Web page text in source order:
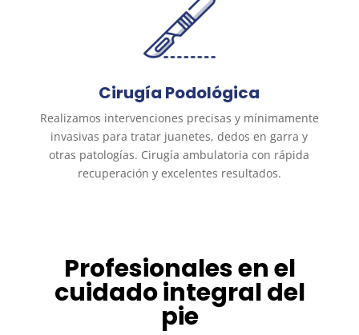
Cirugía Podológica
Realizamos intervenciones precisas y mínimamente
invasivas para tratar juanetes, dedos en garra y
otras patologías. Cirugía ambulatoria con rápida
recuperación y excelentes resultados.
Profesionales en el
cuidado integral del
pie